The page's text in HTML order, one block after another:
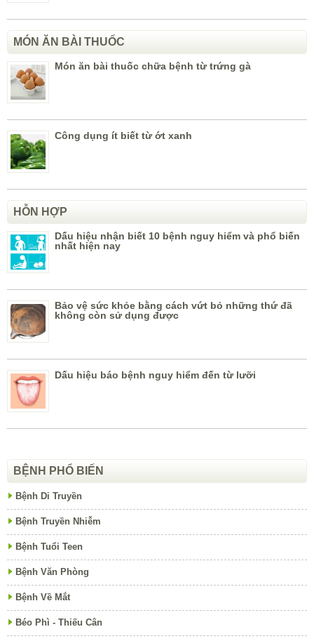
MÓN ĂN BÀI THUỐC
Món ăn bài thuốc chữa bệnh từ trứng gà
Công dụng ít biết từ ớt xanh
HỖN HỢP
Dấu hiệu nhận biết 10 bệnh nguy hiểm và phổ biến
nhất hiện nay
Bảo vệ sức khỏe bằng cách vứt bỏ những thứ đã
không còn sử dụng được
Dấu hiệu báo bệnh nguy hiểm đến từ lưỡi
BỆNH PHỔ BIẾN
Bệnh Di Truyền
Bệnh Truyền Nhiễm
Bệnh Tuổi Teen
Bệnh Văn Phòng
Bệnh Về Mắt
Béo Phì - Thiếu Cân